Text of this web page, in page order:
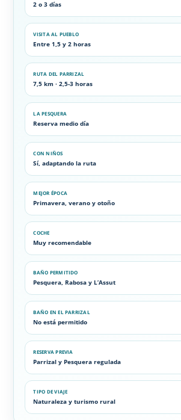
2 o 3 días
VISITA AL PUEBLO
Entre 1,5 y 2 horas
RUTA DEL PARRIZAL
7,5 km · 2,5-3 horas
LA PESQUERA
Reserva medio día
CON NIÑOS
Sí, adaptando la ruta
MEJOR ÉPOCA
Primavera, verano y otoño
COCHE
Muy recomendable
BAÑO PERMITIDO
Pesquera, Rabosa y L’Assut
BAÑO EN EL PARRIZAL
No está permitido
RESERVA PREVIA
Parrizal y Pesquera regulada
TIPO DE VIAJE
Naturaleza y turismo rural